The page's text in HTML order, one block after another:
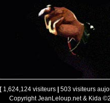
[1,624,124 visiteurs
503 visiteurs
Copyright JeanLeloup.net & Kida